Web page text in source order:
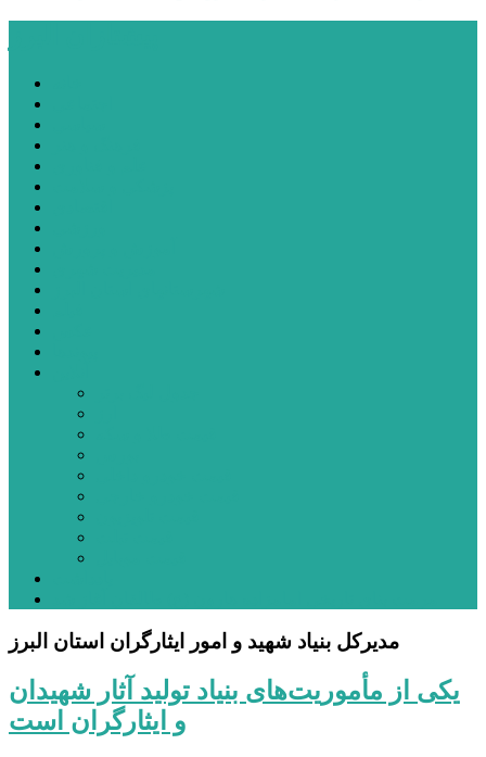
مدیرکل بنیاد شهید و امور ایثارگران استان البرز
یکی از مأموریت‌های بنیاد تولید آثار شهیدان
و ایثارگران است